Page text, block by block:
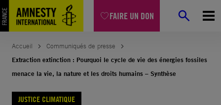
FAIRE UN DON
Aller
au
contenu
Accueil
Communiqués de presse
Extraction extinction : Pourquoi le cycle de vie des énergies fossiles
menace la vie, la nature et les droits humains – Synthèse
JUSTICE CLIMATIQUE